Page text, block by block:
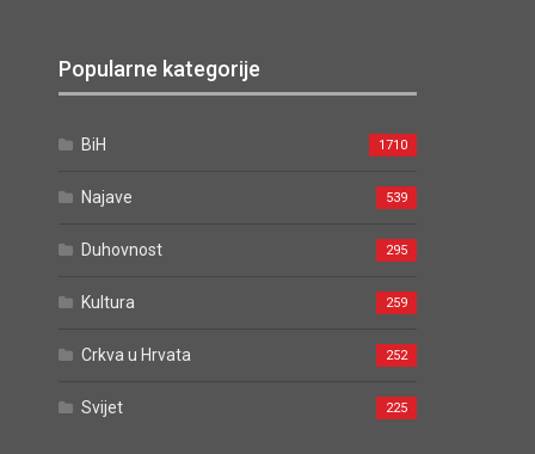
Popularne kategorije
BiH 1710
Najave 539
Duhovnost 295
Kultura 259
Crkva u Hrvata 252
Svijet 225